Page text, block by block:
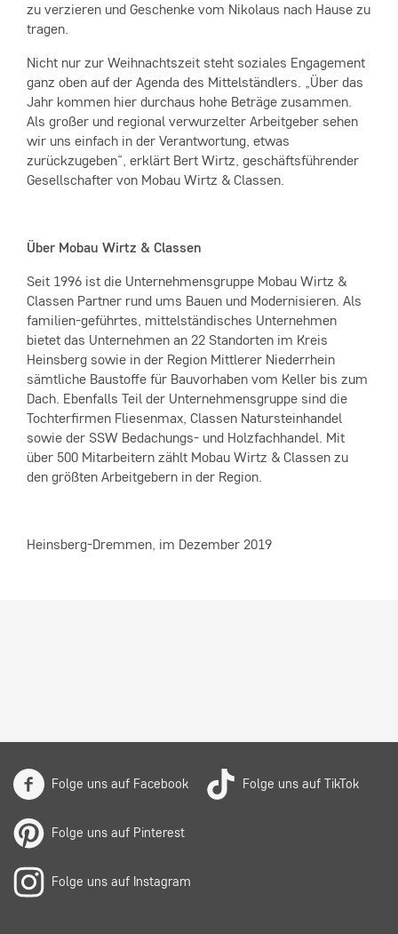
zu verzieren und Geschenke vom Nikolaus nach Hause zu
tragen.
Nicht nur zur Weihnachtszeit steht soziales Engagement
ganz oben auf der Agenda des Mittelständlers. „Über das
Jahr kommen hier durchaus hohe Beträge zusammen.
Als großer und regional verwurzelter Arbeitgeber sehen
wir uns einfach in der Verantwortung, etwas
zurückzugeben“, erklärt Bert Wirtz, geschäftsführender
Gesellschafter von Mobau Wirtz & Classen.
Über Mobau Wirtz & Classen
Seit 1996 ist die Unternehmensgruppe Mobau Wirtz &
Classen Partner rund ums Bauen und Modernisieren. Als
familien-geführtes, mittelständisches Unternehmen
bietet das Unter­nehmen an 22 Standorten im Kreis
Heinsberg sowie in der Region Mittlerer Niederrhein
sämtliche Baustoffe für Bauvorhaben vom Keller bis zum
Dach. Ebenfalls Teil der Unternehmensgruppe sind die
Tochterfirmen Fliesenmax, Classen Natursteinhandel
sowie der SSW Bedachungs- und Holzfachhandel. Mit
über 500 Mit­arbeitern zählt Mobau Wirtz & Classen zu
den größten Arbeitgebern in der Region.
Heinsberg-Dremmen, im Dezember 2019
Folge uns auf Facebook Folge uns auf TikTok
Folge uns auf Pinterest
Folge uns auf Instagram